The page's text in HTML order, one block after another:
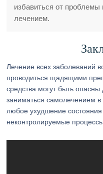
избавиться от
лечением.
Лечение всех заболеваний
проводиться щадящими
средства могут быть
заниматься самолечением в
любое ухудшение
неконтролируемые процессы.